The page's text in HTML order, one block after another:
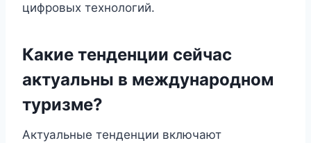
цифровых технологий.
Какие тенденции сейчас
актуальны в международном
туризме?
Актуальные тенденции включают